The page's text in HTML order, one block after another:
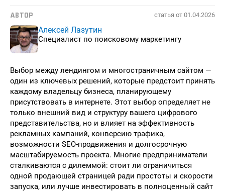
АВТОР статья от 01.04.2026
Алексей Лазутин
Специалист по поисковому маркетингу
Выбор между лендингом и многостраничным сайтом —
один из ключевых решений, которые предстоит принять
каждому владельцу бизнеса, планирующему
присутствовать в интернете. Этот выбор определяет не
только внешний вид и структуру вашего цифрового
представительства, но и влияет на эффективность
рекламных кампаний, конверсию трафика,
возможности SEO-продвижения и долгосрочную
масштабируемость проекта. Многие предприниматели
сталкиваются с дилеммой: стоит ли ограничиться
одной продающей страницей ради простоты и скорости
запуска, или лучше инвестировать в полноценный сайт